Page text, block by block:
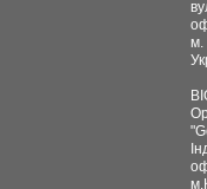
м.